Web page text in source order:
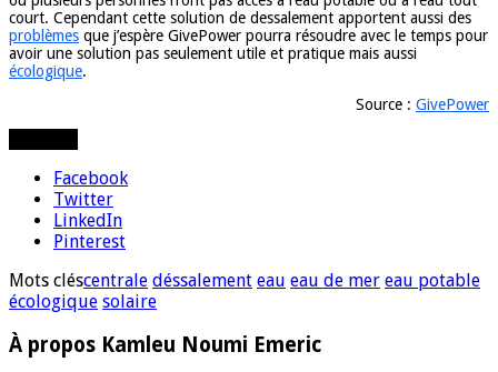
court. Cependant cette solution de dessalement apportent aussi des
problèmes que j’espère GivePower pourra résoudre avec le temps pour
avoir une solution pas seulement utile et pratique mais aussi
écologique.
Source : GivePower
Facebook
Twitter
LinkedIn
Pinterest
Mots cléscentrale déssalement eau eau de mer eau potable
écologique solaire
À propos Kamleu Noumi Emeric